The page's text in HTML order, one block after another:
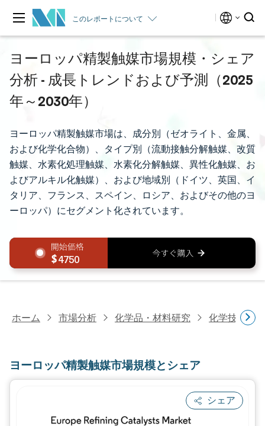
このレポートについて
ヨーロッパ精製触媒市場規模・シェア
分析 - 成長トレンドおよび予測（2025
年～2030年）
ヨーロッパ精製触媒市場は、成分別（ゼオライト、金属、
および化学化合物）、タイプ別（流動接触分解触媒、改質
触媒、水素化処理触媒、水素化分解触媒、異性化触媒、お
よびアルキル化触媒）、および地域別（ドイツ、英国、イ
タリア、フランス、スペイン、ロシア、およびその他のヨ
ーロッパ）にセグメント化されています。
4750
ホーム 市場分析 化学品・材料研究 化学技術研究
ヨーロッパ精製触媒市場規模とシェア
シェア